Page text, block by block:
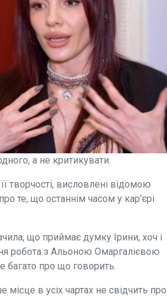
а не критикувати.
творчості, висловлені відомою
те, що останнім часом у кар'єрі
що приймає думку Ірини, хоч і
робота з Альоною Омаргалієвою
багато про що говорить.
в усіх чартах не свідчить про